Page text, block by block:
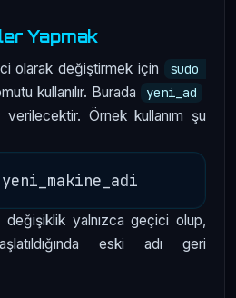
Yapmak
olarak değiştirmek için
sudo
kullanılır. Burada yeni_ad
verilecektir. Örnek kullanım şu
değişiklik yalnızca geçici olup,
eski adı geri